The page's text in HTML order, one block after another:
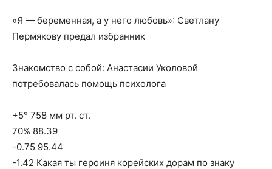
«Я — беременная, а у него любовь»: Светлану
Пермякову предал избранник
Знакомство с собой: Анастасии Уколовой
потребовалась помощь психолога
+5° 758 мм рт. ст.
70% 88.39
-0.75 95.44
-1.42 Какая ты героиня корейских дорам по знаку